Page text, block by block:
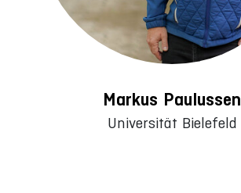
Markus Paulussen
Universität Bielefeld